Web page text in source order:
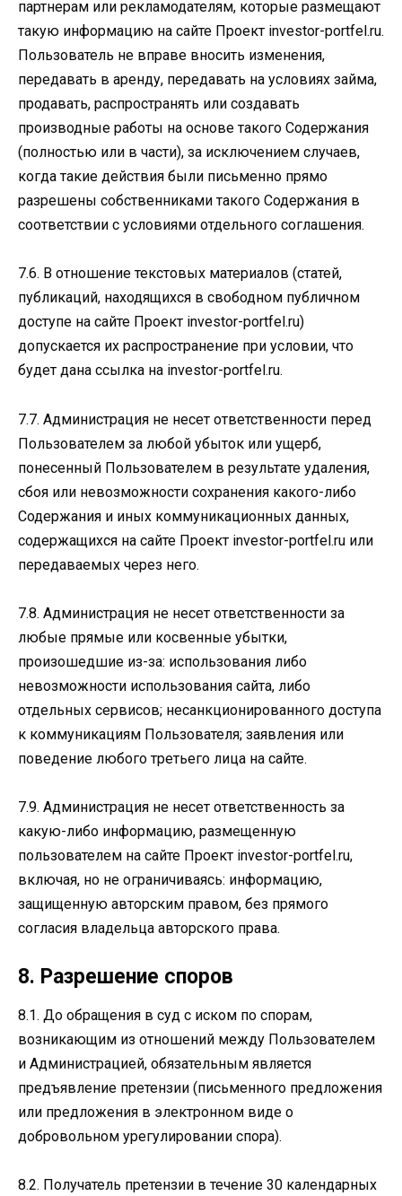
партнерам или рекламодателям, которые размещают
такую информацию на сайте Проект investor-portfel.ru.
Пользователь не вправе вносить изменения,
передавать в аренду, передавать на условиях займа,
продавать, распространять или создавать
производные работы на основе такого Содержания
(полностью или в части), за исключением случаев,
когда такие действия были письменно прямо
разрешены собственниками такого Содержания в
соответствии с условиями отдельного соглашения.
7.6. В отношение текстовых материалов (статей,
публикаций, находящихся в свободном публичном
доступе на сайте Проект investor-portfel.ru)
допускается их распространение при условии, что
будет дана ссылка на investor-portfel.ru.
7.7. Администрация не несет ответственности перед
Пользователем за любой убыток или ущерб,
понесенный Пользователем в результате удаления,
сбоя или невозможности сохранения какого-либо
Содержания и иных коммуникационных данных,
содержащихся на сайте Проект investor-portfel.ru или
передаваемых через него.
7.8. Администрация не несет ответственности за
любые прямые или косвенные убытки,
произошедшие из-за: использования либо
невозможности использования сайта, либо
отдельных сервисов; несанкционированного доступа
к коммуникациям Пользователя; заявления или
поведение любого третьего лица на сайте.
7.9. Администрация не несет ответственность за
какую-либо информацию, размещенную
пользователем на сайте Проект investor-portfel.ru,
включая, но не ограничиваясь: информацию,
защищенную авторским правом, без прямого
согласия владельца авторского права.
8. Разрешение споров
8.1. До обращения в суд с иском по спорам,
возникающим из отношений между Пользователем
и Администрацией, обязательным является
предъявление претензии (письменного предложения
или предложения в электронном виде о
добровольном урегулировании спора).
8.2. Получатель претензии в течение 30 календарных